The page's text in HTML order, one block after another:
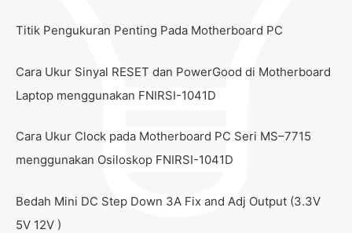
Titik Pengukuran Penting Pada Motherboard PC
Cara Ukur Sinyal RESET dan PowerGood di Motherboard
Laptop menggunakan FNIRSI-1041D
Cara Ukur Clock pada Motherboard PC Seri MS–7715
menggunakan Osiloskop FNIRSI-1041D
Bedah Mini DC Step Down 3A Fix and Adj Output (3.3V
5V 12V )